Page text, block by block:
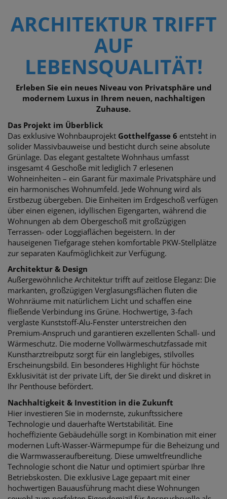
ARCHITEKTUR TRIFFT
AUF
LEBENSQUALITÄT!
Erleben Sie ein neues Niveau von Privatsphäre und
modernem Luxus in Ihrem neuen, nachhaltigen
Zuhause.
Das Projekt im Überblick
Das exklusive Wohnbauprojekt Gotthelfgasse 6 entsteht in
solider Massivbauweise und besticht durch seine absolute
Grünlage. Das elegant gestaltete Wohnhaus umfasst
insgesamt 4 Geschoße mit lediglich 7 erlesenen
Wohneinheiten – ein Garant für maximale Privatsphäre und
ein harmonisches Wohnumfeld. Jede Wohnung wird als
Erstbezug übergeben. Die Einheiten im Erdgeschoß verfügen
über einen eigenen, idyllischen Eigengarten, während die
Wohnungen ab dem Obergeschoß mit großzügigen
Terrassen- oder Loggiaflächen begeistern. In der
hauseigenen Tiefgarage stehen komfortable PKW-Stellplätze
zur separaten Kaufmöglichkeit zur Verfügung.
Architektur & Design
Außergewöhnliche Architektur trifft auf zeitlose Eleganz: Die
markanten, großzügigen Verglasungsflächen fluten die
Wohnräume mit natürlichem Licht und schaffen eine
fließende Verbindung ins Grüne. Hochwertige, 3-fach
verglaste Kunststoff-Alu-Fenster unterstreichen den
Premium-Anspruch und garantieren exzellenten Schall- und
Wärmeschutz. Die moderne Vollwärmeschutzfassade mit
Kunstharztreibputz sorgt für ein langlebiges, stilvolles
Erscheinungsbild. Ein besonderes Highlight für höchste
Exklusivität ist der private Lift, der Sie direkt und diskret in
Ihr Penthouse befördert.
Nachhaltigkeit & Investition in die Zukunft
Hier investieren Sie in modernste, zukunftssichere
Technologie und dauerhafte Wertstabilität. Eine
hocheffiziente Gebäudehülle sorgt in Kombination mit einer
modernen Luft-Wasser-Wärmepumpe für die Beheizung und
die Warmwasseraufbereitung. Diese umweltfreundliche
Technologie schont die Natur und optimiert spürbar Ihre
Betriebskosten. Die exklusive Lage gepaart mit einer
hochwertigen Bauausführung macht diese Wohnungen